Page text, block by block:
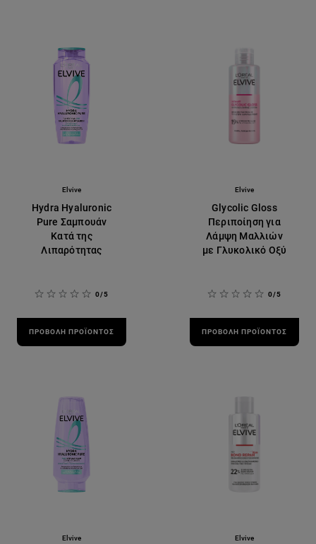
Elvive
Hydra Hyaluronic
Pure Σαμπουάν
Κατά της
Λιπαρότητας
0/5
ΠΡΟΒΟΛΉ ΠΡΟΪΌΝΤΟΣ
Elvive
Glycolic Gloss
Περιποίηση για
Λάμψη Μαλλιών
με Γλυκολικό Οξύ
0/5
ΠΡΟΒΟΛΉ ΠΡΟΪΌΝΤΟΣ
Elvive Elvive